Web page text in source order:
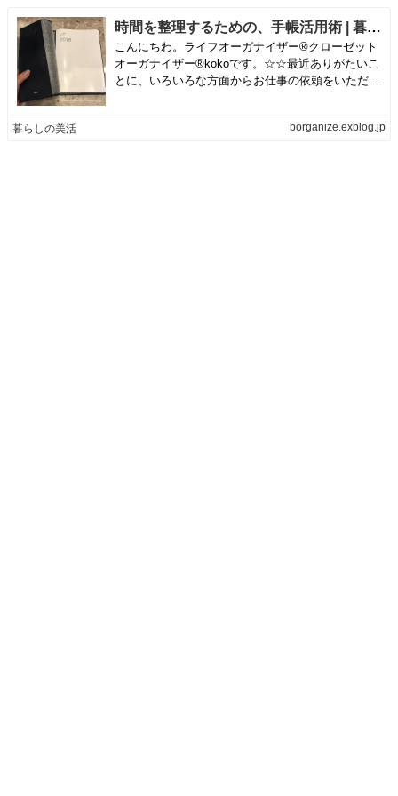
時間を整理するための、手帳活用術 | 暮らしの美活
こんにちわ。ライフオーガナイザー®クローゼット
オーガナイザー®kokoです。☆☆最近ありがたいこ
とに、いろいろな方面からお仕事の依頼をいただ...
暮らしの美活 borganize.exblog.jp